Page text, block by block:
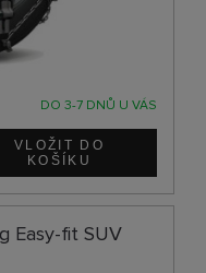
DO 3-7 DNŮ U VÁS
Easy-fit SUV